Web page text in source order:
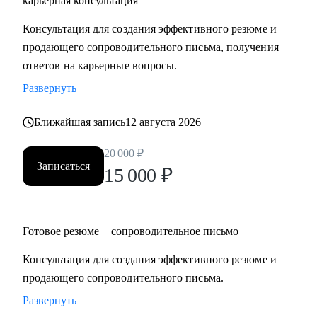
сферах:
• Продаж и работы с клиентами (B2B, B2C, B2G, E-
commerce)
• Финансов
• Образования/Ed-tech
• Маркетинга
• Закупок/Логистики.
Консультация для создания эффективного резюме и
продающего сопроводительного письма, получения
ответов на карьерные вопросы.
Развернуть
Ближайшая запись12 августа 2026
Записаться
20 000 ₽
15 000 ₽
Готовое резюме + сопроводительное письмо
Консультация для создания эффективного резюме и
продающего сопроводительного письма.
Развернуть